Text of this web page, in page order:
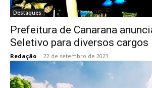
Destaques
Prefeitura de Canarana
Seletivo para diversos cargos
Redação - 22 de setembro de 2023